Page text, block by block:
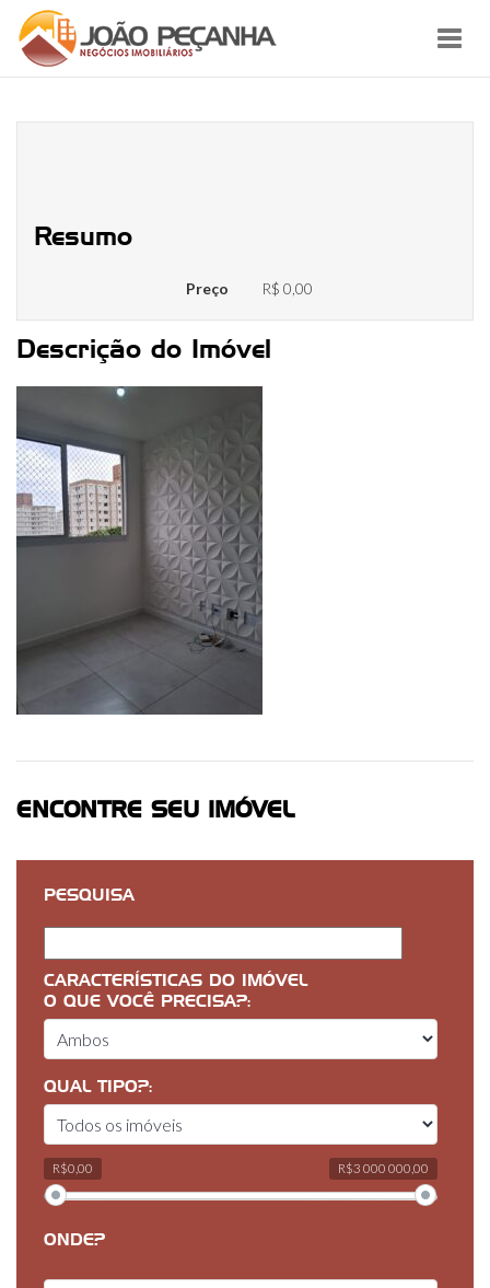
Resumo
Preço R$ 0,00
Descrição do Imóvel
ENCONTRE SEU IMÓVEL
PESQUISA
CARACTERÍSTICAS DO IMÓVEL
O QUE VOCÊ PRECISA?:
QUAL TIPO?:
R$0,00 R$3 000 000,00
ONDE?